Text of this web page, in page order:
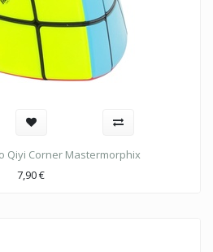
Qiyi Corner Mastermorphix
7,90€